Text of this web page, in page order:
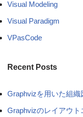
Visual Modeling
Visual Paradigm
VPasCode
Recent Posts
Graphvizを用いた組
Graphvizのレイアウ